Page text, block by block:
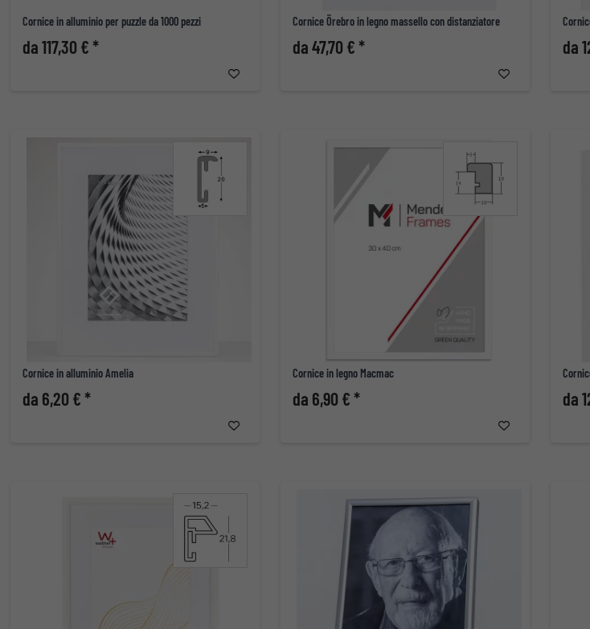
Cornice in alluminio per puzzle da 1000 pezzi
da 117,30 € *
Cornice Örebro in legno massello con distanziatore
da 47,70 € * da
Cornice in alluminio Amelia
da 6,20 € *
Cornice in legno Macmac
da 6,90 € * da